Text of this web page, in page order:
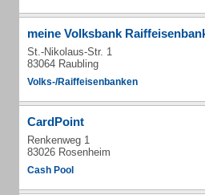
meine Volksbank
St.-Nikolaus-Str. 1
83064 Raubling
Volks-/Raiffeisenbanken
CardPoint
Renkenweg 1
83026 Rosenheim
Cash Pool